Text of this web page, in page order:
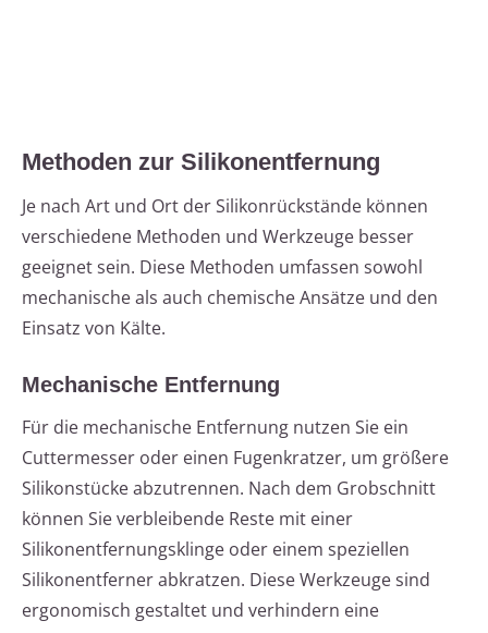
Methoden zur Silikonentfernung
Je nach Art und Ort der Silikonrückstände können
verschiedene Methoden und Werkzeuge besser
geeignet sein. Diese Methoden umfassen sowohl
mechanische als auch chemische Ansätze und den
Einsatz von Kälte.
Mechanische Entfernung
Für die mechanische Entfernung nutzen Sie ein
Cuttermesser oder einen Fugenkratzer, um größere
Silikonstücke abzutrennen. Nach dem Grobschnitt
können Sie verbleibende Reste mit einer
Silikonentfernungsklinge oder einem speziellen
Silikonentferner abkratzen. Diese Werkzeuge sind
ergonomisch gestaltet und verhindern eine